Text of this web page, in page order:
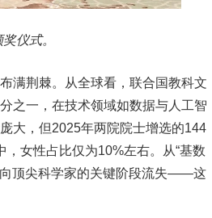
仪式。
满荆棘。从全球看，联合国教科文
之一，在技术领域如数据与人工智
大，但2025年两院院士增选的144
女性占比仅为10%左右。从“基数
向顶尖科学家的关键阶段流失——这